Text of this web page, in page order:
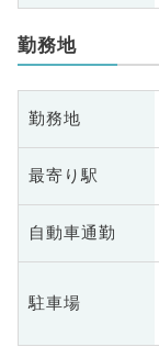
勤務地
勤務地
最寄り駅
自動車通勤
駐車場